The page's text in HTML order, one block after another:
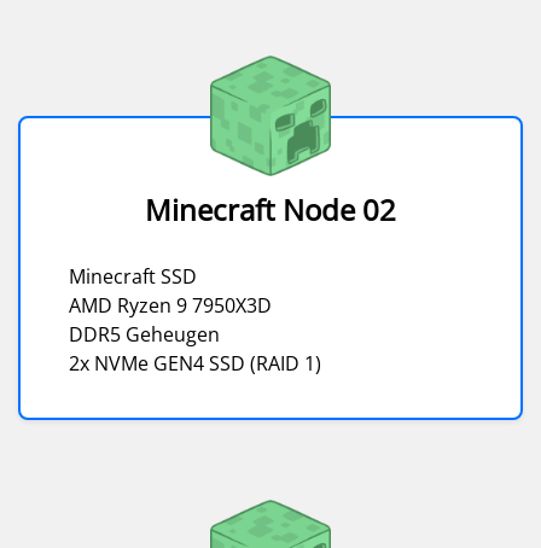
Minecraft Node 02
Minecraft SSD
AMD Ryzen 9 7950X3D
DDR5 Geheugen
2x NVMe GEN4 SSD (RAID 1)